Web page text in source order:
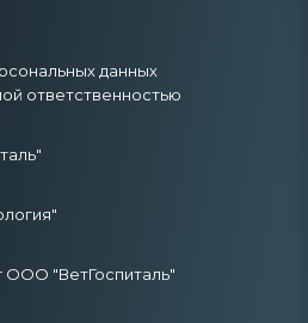
данных
ответственностью
ООО "ВетГоспиталь"